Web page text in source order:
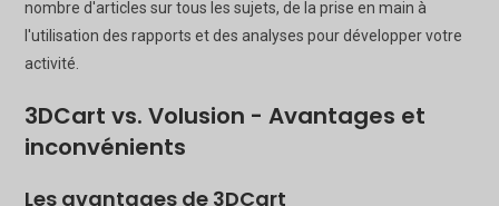
nombre d'articles sur tous les sujets, de la prise en main à
l'utilisation des rapports et des analyses pour développer votre
activité.
3DCart vs. Volusion - Avantages et
inconvénients
Les avantages de 3DCart